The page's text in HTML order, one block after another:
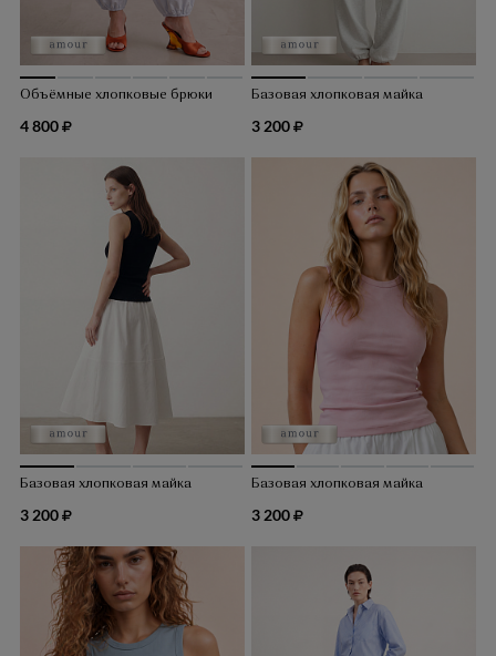
Объёмные хлопковые брюки
4 800
Базовая хлопковая майка
3 200
Базовая хлопковая майка
3 200
Базовая хлопковая майка
3 200